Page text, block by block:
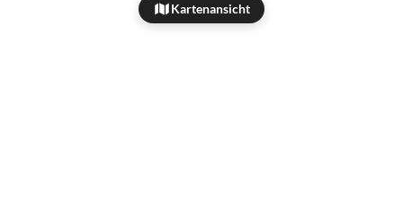
Kartenansicht